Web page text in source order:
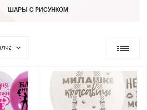
ШАРЫ С РИСУНКОМ